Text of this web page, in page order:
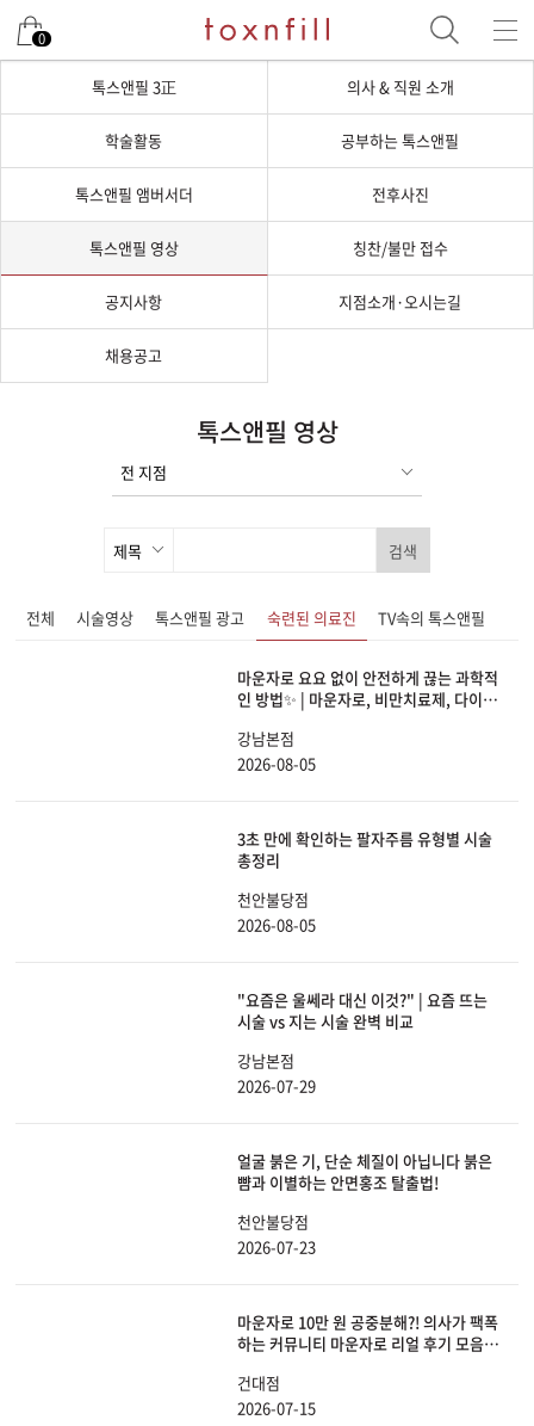
0
톡스앤필 3正 의사 & 직원 소개
학술활동 공부하는 톡스앤필
톡스앤필 앰버서더 전후사진
톡스앤필 영상 칭찬/불만 접수
공지사항 지점소개·오시는길
채용공고
톡스앤필 영상
검색
전체 시술영상 톡스앤필 광고 숙련된 의료진 TV속의 톡스앤필
마운자로 요요 없이 안전하게 끊는 과학적
인 방법✨ | 마운자로, 비만치료제, 다이어
강남본점
2026-08-05
3초 만에 확인하는 팔자주름 유형별 시술
총정리
천안불당점
2026-08-05
"요즘은 울쎄라 대신 이것?" | 요즘 뜨는
시술 vs 지는 시술 완벽 비교
강남본점
2026-07-29
얼굴 붉은 기, 단순 체질이 아닙니다 붉은
뺨과 이별하는 안면홍조 탈출법!
천안불당점
2026-07-23
마운자로 10만 원 공중분해?! 의사가 팩폭
하는 커뮤니티 마운자로 리얼 후기 모음
건대점
2026-07-15